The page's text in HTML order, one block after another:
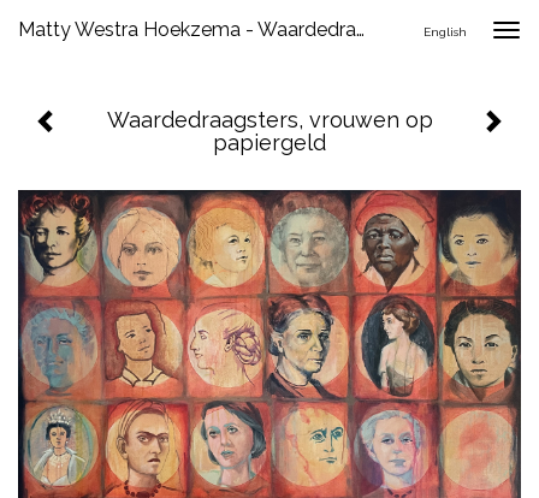
Matty Westra Hoekzema - Waardedraagsters, Vrouwen Op Papiergeld English
Waardedraagsters, vrouwen op
papiergeld